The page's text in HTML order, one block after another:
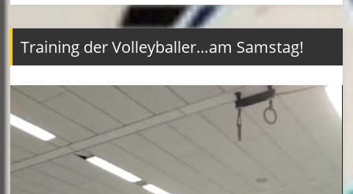
Training der Volleyballer…am Samstag!
Video-
Player